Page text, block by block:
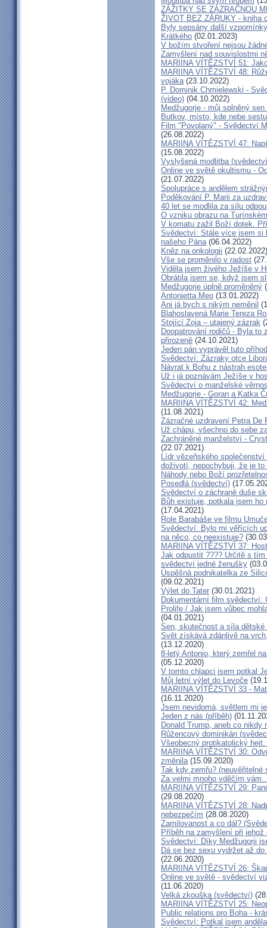
ZÁŽITKY SE ZÁZRAČNOU
ŽIVOT BEZ ZÁRUKY - kniha
Byly sepsány další
Krátkého (02.01.2023)
V božím stvoření nejsou
Zamyšlení nad souvislostmi
MARIINA VÍTĚZSTVÍ 51:
MARIINA VÍTĚZSTVÍ 48:
vojáka(23.10.2022)
P. Dominik Chmielewski -
(video) (04.10.2022)
Medžugorje - můj splněný
Butkov, místo, kde nebe
Film "Povolaný" - Svědectví
(26.08.2022)
MARIINA VÍTĚZSTVÍ 47:
(15.08.2022)
Vyslyšená modlitba
Online ve světě okultismu -
(21.07.2022)
Spolupráce s andělem
Poděkování P. Marii za
40 let se modlila za sílu
O vzniku obrazu na
V komatu zažil Boží dotek.
Svědectví: Stále více jsem si
našeho Pána(06.04.2022)
Kněz na onkologii (22.02.2022)
Vše se proměnilo v radost
Viděla jsem živého Ježíše v
Obrátila jsem se, když jsem
Medžugorje úplně proměněný
Antonietta Meo (13.01.2022)
Ani já bych s nikým neměnil
Blahoslavená Marie Tereza
Stojící Zoja – utajený zázrak
Doopatrování rodičů - Byla
přirozeně (24.10.2021)
Jeden pán vyprávěl tuto
Svědectví: Zázraky otce
Návrat k Bohu z nástrah
Už i já poznávám Ježíše v
Svědectví o manželské
Medžugorje - Goran a Katka
MARIINA VÍTĚZSTVÍ 42:
(11.08.2021)
Zázračné uzdravení Petra De
Už chápu, všechno do sebe
Zachráněné manželství -
(22.07.2021)
Lídr vězeňského
doživotí, nepochybuji, že je
Náhody nebo Boží
Posedlá (svědectví)
Svědectví o záchraně duše
Bůh existuje, potkala jsem
(17.04.2021)
Role Barabáše ve filmu
Svědectví: Bylo mi věřících
na něco, co neexistuje?
MARIINA VÍTĚZSTVÍ 37:
Jak odpustit ???? Určitě s
svědectví jedné ženušky
Úspěšná podnikatelka ze
(09.02.2021)
Výlet do Tater (30.01.2021)
Dokumentární film
Prolife / Jak jsem vůbec
(04.01.2021)
Sen, skutečnost a síla dětské
Svět získává zdánlivě na
(13.12.2020)
8-letý Antonio, který zemřel
(05.12.2020)
V tomto chlapci jsem potkal
Můj letní výlet do Levoče
MARIINA VÍTĚZSTVÍ 33 -
(16.11.2020)
Jsem nevidomá, světlem mi
Jeden z nás (příběh)
Donald Trump, aneb co
Růžencový dominikán
Všeobecný protikatolický
MARIINA VÍTĚZSTVÍ 30:
změnila(15.09.2020)
Tak kdy zemřu?
Za velmi mnoho vděčím
MARIINA VÍTĚZSTVÍ 29:
(29.08.2020)
MARIINA VÍTĚZSTVÍ 28:
nebezpečím (28.08.2020)
Zamilovanost a co dál?
Příběh na zamyšlení při
Svědectví: Díky Medžugorji
Dá se bez sexu vydržet až
(22.06.2020)
MARIINA VÍTĚZSTVÍ 26:
Online ve světě - svědectví
(11.06.2020)
Velká zkouška (svědectví)
MARIINA VÍTĚZSTVÍ 25:
Public relations pro Boha -
Svědectví: Potkal jsem anděla